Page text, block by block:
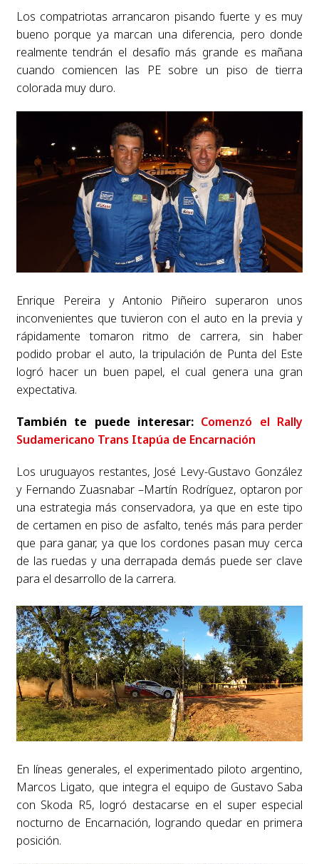
Los compatriotas arrancaron pisando fuerte y es muy
bueno porque ya marcan una diferencia, pero donde
realmente tendrán el desafío más grande es mañana
cuando comiencen las PE sobre un piso de tierra
colorada muy duro.
Enrique Pereira y Antonio Piñeiro superaron unos
inconvenientes que tuvieron con el auto en la previa y
rápidamente tomaron ritmo de carrera, sin haber
podido probar el auto, la tripulación de Punta del Este
logró hacer un buen papel, el cual genera una gran
expectativa.
También te puede interesar: Comenzó el Rally
Sudamericano Trans Itapúa de Encarnación
Los uruguayos restantes, José Levy-Gustavo González
y Fernando Zuasnabar –Martín Rodríguez, optaron por
una estrategia más conservadora, ya que en este tipo
de certamen en piso de asfalto, tenés más para perder
que para ganar, ya que los cordones pasan muy cerca
de las ruedas y una derrapada demás puede ser clave
para el desarrollo de la carrera.
En líneas generales, el experimentado piloto argentino,
Marcos Ligato, que integra el equipo de Gustavo Saba
con Skoda R5, logró destacarse en el super especial
nocturno de Encarnación, logrando quedar en primera
posición.